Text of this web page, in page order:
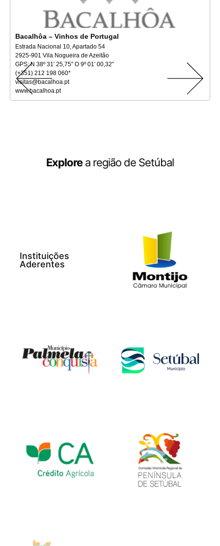
Bacalhôa – Vinhos de Portugal
Estrada Nacional 10, Apartado 54
2925-901 Vila Nogueira de Azeitão
GPS: N 38º 31′ 25,75″ O 9º 01′ 00,32″
(+351) 212 198 060*
visitas@bacalhoa.pt
www.bacalhoa.pt
Explorea região de Setúbal
Instituições
Aderentes